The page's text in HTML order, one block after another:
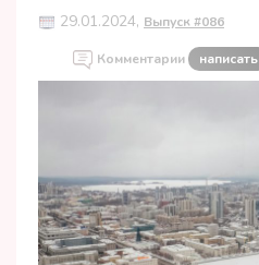
29.01.2024, Выпуск #086
Комментарии написать